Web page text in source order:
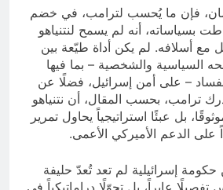
فإن ما يُحسب لترامب، في خضم
بسياساته، أنه لم يسمح لنتنياهو
مع أسلافه. لم يكن أداة طيّعة بين
السياسية والشخصية – بما فيها
– على أمن إسرائيل، فضلًا عن
ترامب، بحسب المقال، أن نتنياهو
بل عبئًا استراتيجياً يحاول تمرير
على الدعم الأميركي الأعمى.
إسرائيلية لم تعد تُعدّ حليفة
تفصيلًا عابراً، بل تحوّلًا دراماتيكياً في